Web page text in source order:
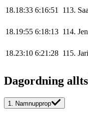
18.18:33 6:16:51 113.
18.19:55 6:18:13 114.
18.23:10 6:21:28 115. Jari
Dagordning
1. Namnupprop